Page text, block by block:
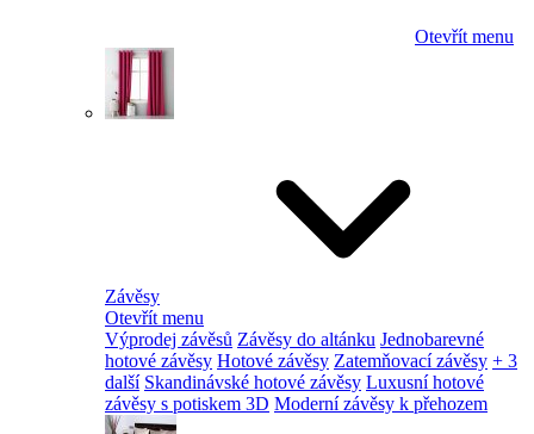
Otevřít menu
Závěsy
Otevřít menu
Výprodej závěsů Závěsy do altánku Jednobarevné
hotové závěsy Hotové závěsy Zatemňovací závěsy + 3
další Skandinávské hotové závěsy Luxusní hotové
závěsy s potiskem 3D Moderní závěsy k přehozem